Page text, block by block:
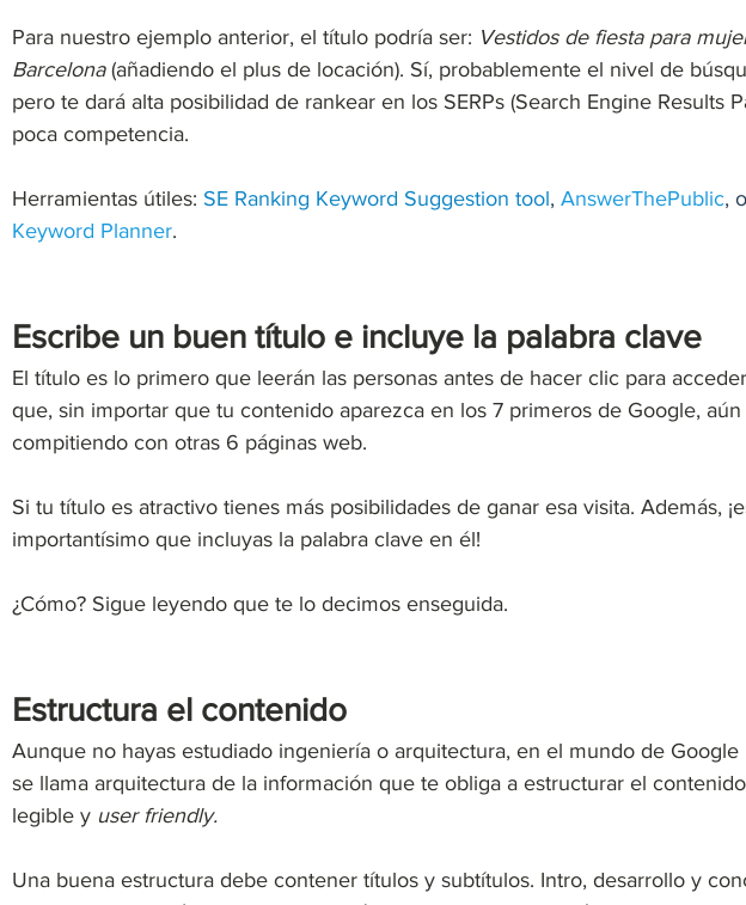
Para nuestro ejemplo anterior, el título podría ser: Vestidos de fiesta para
Barcelona (añadiendo el plus de locación). Sí, probablemente el nivel de
pero te dará alta posibilidad de rankear en los SERPs (Search Engine Results
poca competencia.
Herramientas útiles: SE Ranking Keyword Suggestion tool, AnswerThePublic,
Keyword Planner.
Escribe un buen título e incluye la palabra clave
El título es lo primero que leerán las personas antes de hacer clic para
que, sin importar que tu contenido aparezca en los 7 primeros de Google, aún
compitiendo con otras 6 páginas web.
Si tu título es atractivo tienes más posibilidades de ganar esa visita. Además,
importantísimo que incluyas la palabra clave en él!
¿Cómo? Sigue leyendo que te lo decimos enseguida.
Estructura el contenido
Aunque no hayas estudiado ingeniería o arquitectura, en el mundo de Google
se llama arquitectura de la información que te obliga a estructurar el
legible y user friendly.
Una buena estructura debe contener títulos y subtítulos. Intro, desarrollo y